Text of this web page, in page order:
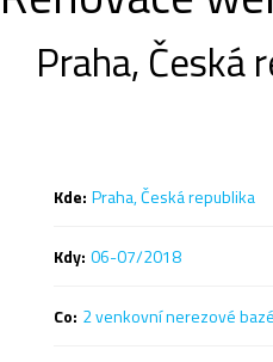
Praha, Česká
Kde: Praha, Česká republika
Kdy: 06-07/2018
Co: 2 venkovní nerezové